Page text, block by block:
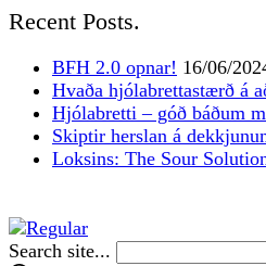
Recent Posts.
BFH 2.0 opnar! 16/06/
Hvaða hjólabrettastærð á
Hjólabretti – góð báðum
Skiptir herslan á
Loksins: The Sour
Search site...